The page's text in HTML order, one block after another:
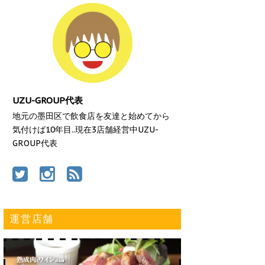
UZU-GROUP代表
地元の墨田区で飲食店を友達と始めてから
気付けば10年目..現在3店舗経営中UZU-
GROUP代表
運営店舗